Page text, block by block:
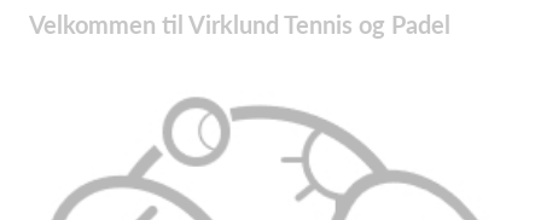
Velkommen til Virklund Tennis og Padel